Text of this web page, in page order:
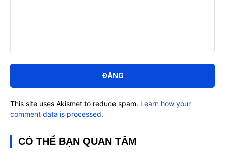
luận:
This site uses Akismet to reduce spam. Learn how your
comment data is processed.
CÓ THỂ BẠN QUAN TÂM